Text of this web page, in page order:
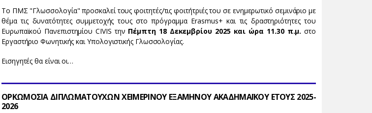
Το ΠΜΣ "Γλωσσολογία" προσκαλεί τους φοιτητές/τις φοιτήτριές του σε ενημερωτικό σεμινάριο με
θέμα τις δυνατότητες συμμετοχής τους στο πρόγραμμα Erasmus+ και τις δραστηριότητες του
Ευρωπαϊκού Πανεπιστημίου CIVIS την Πέμπτη 18 Δεκεμβρίου 2025 και ώρα 11.30 π.μ. στο
Εργαστήριο Φωνητικής και Υπολογιστικής Γλωσσολογίας.
Εισηγητές θα είναι οι…
ΟΡΚΩΜΟΣΙΑ ΔΙΠΛΩΜΑΤΟΥΧΩΝ ΧΕΙΜΕΡΙΝΟΥ ΕΞΑΜΗΝΟΥ ΑΚΑΔΗΜΑΪΚΟΥ ΕΤΟΥΣ 2025-
2026